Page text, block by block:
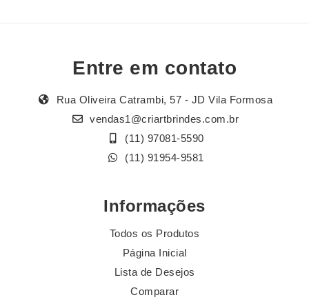
Entre em contato
Rua Oliveira Catrambi, 57 - JD Vila Formosa
vendas1@criartbrindes.com.br
(11) 97081-5590
(11) 91954-9581
Informações
Todos os Produtos
Página Inicial
Lista de Desejos
Comparar